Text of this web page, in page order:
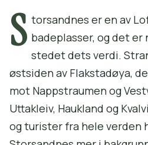
S torsandnes er en av
badeplasser, og det
stedet dets verdi.
østsiden av Flakstadøya,
mot Nappstraumen og
Uttakleiv, Haukland og
og turister fra hele verden